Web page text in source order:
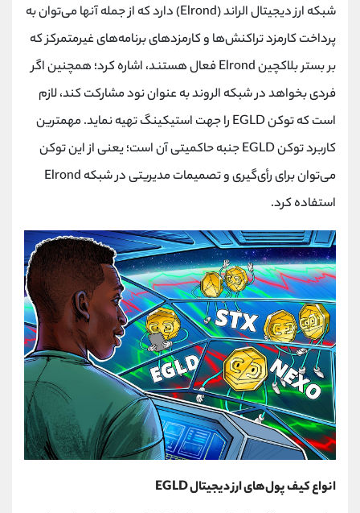
شبکه ارز دیجیتال الراند (Elrond) دارد که از جمله آنها می‌توان به
پرداخت کارمزد تراکنش‌ها و کارمزد‌های برنامه‌های غیرمتمرکز که
بر بستر بلاکچین Elrond فعال هستند، اشاره کرد؛ همچنین اگر
فردی بخواهد در شبکه الروند به عنوان نود مشارکت کند، لازم
است که توکن EGLD را جهت استیکینگ تهیه نماید. مهمترین
کاربرد توکن EGLD جنبه حاکمیتی آن است؛ یعنی از این توکن
می‌توان برای رأی‌گیری و تصمیمات مدیریتی در شبکه Elrond
استفاده کرد.
انواع کیف پول‌های ارز دیجیتال EGLD